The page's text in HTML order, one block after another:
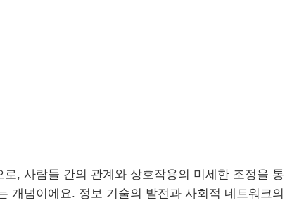
, 사람들 간의 관계와 상호작용의 미세한 조정을 통
개념이에요. 정보 기술의 발전과 사회적 네트워크의